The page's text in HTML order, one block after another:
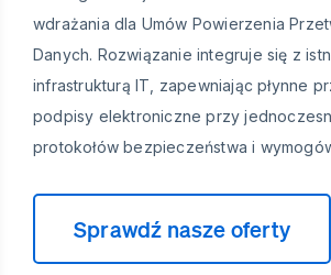
wdrażania dla Umów Powierzenia
Danych. Rozwiązanie integruje się z
infrastrukturą IT, zapewniając płynne
podpisy elektroniczne przy
protokołów bezpieczeństwa i
Sprawdź nasze oferty